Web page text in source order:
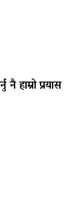
हाम्रो प्रयास